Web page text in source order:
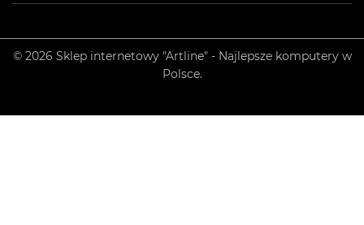
© 2026 Sklep internetowy "Artline" - Najlepsze komputery w
Polsce.